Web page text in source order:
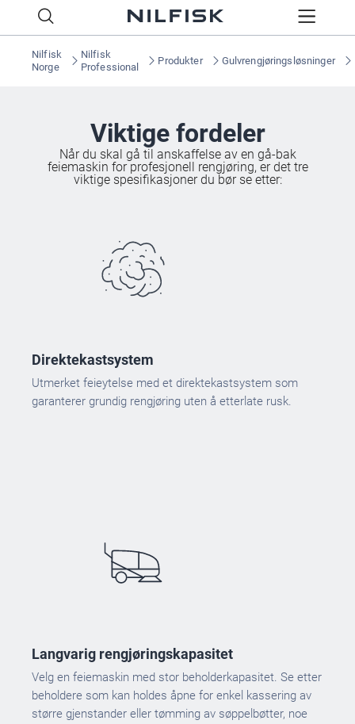
Nilfisk
Norge
Nilfisk
Professional
Produkter Gulvrengjøringsløsninger
Viktige fordeler
Når du skal gå til anskaffelse av en gå-bak
feiemaskin for profesjonell rengjøring, er det tre
viktige spesifikasjoner du bør se etter:
Direktekastsystem
Utmerket feieytelse med et direktekastsystem som
garanterer grundig rengjøring uten å etterlate rusk.
Langvarig rengjøringskapasitet
Velg en feiemaskin med stor beholderkapasitet. Se etter
beholdere som kan holdes åpne for enkel kassering av
større gjenstander eller tømming av søppelbøtter, noe